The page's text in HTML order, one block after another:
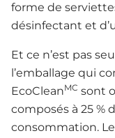
forme de
désinfectant et
Et ce n’est pas
l’emballage qui
EcoCleanMC sont
composés à 25 %
consommation.